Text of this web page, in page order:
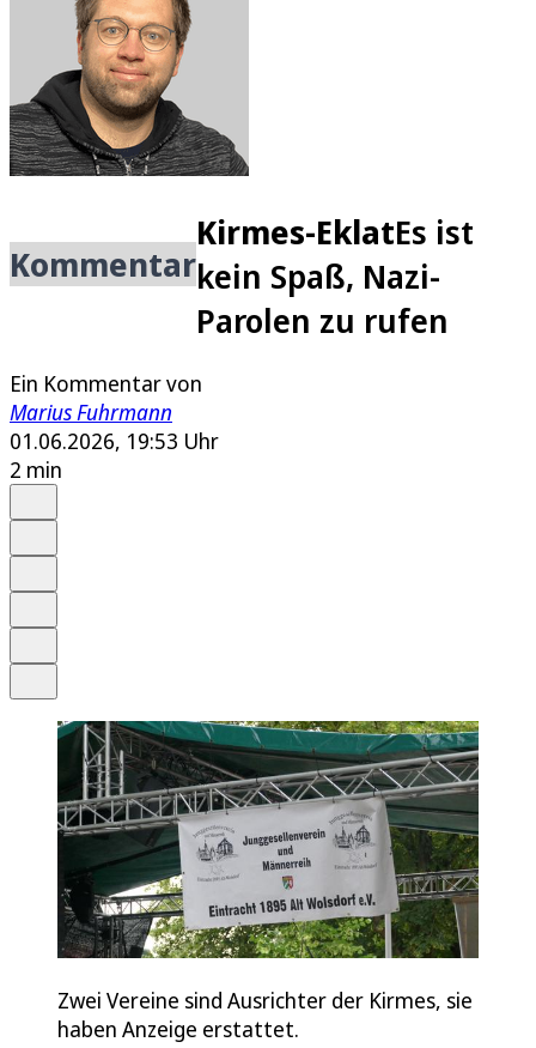
Kommentar
Kirmes-EklatEs ist
kein Spaß, Nazi-
Parolen zu rufen
Ein Kommentar von
Marius Fuhrmann
01.06.2026, 19:53 Uhr
2 min
Zwei Vereine sind Ausrichter der Kirmes, sie
haben Anzeige erstattet.